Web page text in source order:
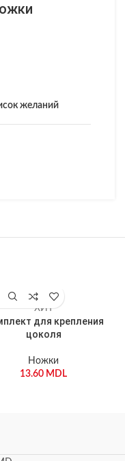
желаний
ХИТ
для крепления
цоколя
Ножки
13.60 MDL